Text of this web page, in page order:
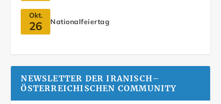
Okt.
26 Nationalfeiertag
NEWSLETTER DER IRANISCH–
ÖSTERREICHISCHEN COMMUNITY